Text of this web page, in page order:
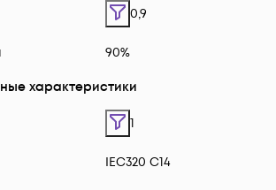
0,9
90%
характеристики
1
IEC320 C14